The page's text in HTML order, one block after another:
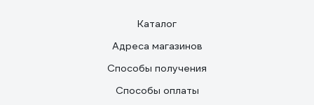
Каталог
Адреса магазинов
Способы получения
Способы оплаты